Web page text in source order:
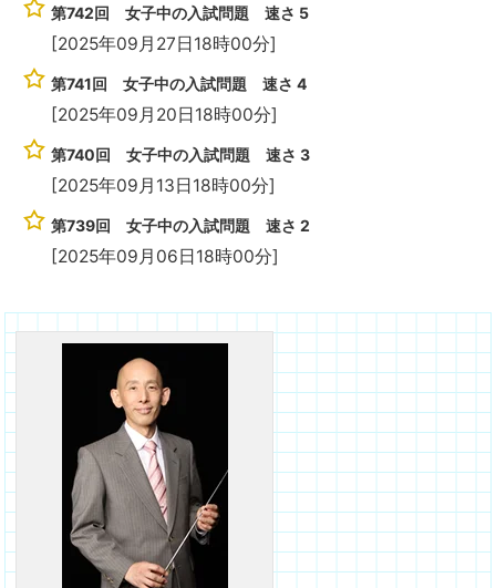
第742回 女子中の入試問題 速さ 5
[2025年09月27日18時00分]
第741回 女子中の入試問題 速さ 4
[2025年09月20日18時00分]
第740回 女子中の入試問題 速さ 3
[2025年09月13日18時00分]
第739回 女子中の入試問題 速さ 2
[2025年09月06日18時00分]